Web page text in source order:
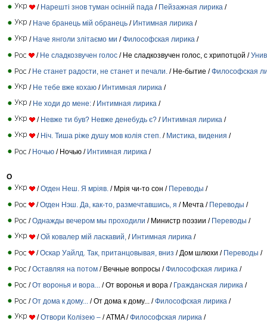
/ Нарешті знов туман осінній пада / Пейзажная лирика /
/ Наче бранець мій обранець / Интимная лирика /
/ Наче янголи злітаємо ми /Философская лирика /
/ Не сладкозвучен голос / Не сладкозвучен голос, с хрипотцой /
/ Не станет радости, не станет и печали. / Не-бытие /Философская
/ Не тебе вже кохаю / Интимная лирика /
/ Не ходи до мене: / Интимная лирика /
/ Невже ти був? Невже денебудь є? / Интимная лирика /
/ Ніч. Тиша ріже душу мов колія степ. / Мистика, видения /
/ Ночью / Ночью / Интимная лирика /
О
/Огден Неш. Я мріяв. / Мрiя чи-то сон / Переводы /
/Огден Нэш. Да, как-то, размечтавшись, я / Мечта / Переводы /
/Однажды вечером мы проходили / Министр поэзии / Переводы /
/Ой ковалер мій ласкавий, / Интимная лирика /
/Оскар Уайлд. Так, пританцовывая, вниз / Дом шлюхи / Переводы /
/Оставляя на потом / Вечные вопросы /Философская лирика /
/От воронья и вора... / От воронья и вора / Гражданская лирика /
/От дома к дому... / От дома к дому... /Философская лирика /
/Отвори Колізею – / ATMA /Философская лирика /